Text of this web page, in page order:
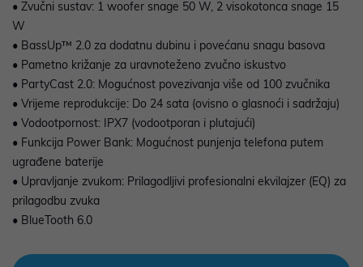
• Zvučni sustav: 1 woofer snage 50 W, 2 visokotonca snage 15
W
• BassUp™ 2.0 za dodatnu dubinu i povećanu snagu basova
• Pametno križanje za uravnoteženo zvučno iskustvo
• PartyCast 2.0: Mogućnost povezivanja više od 100 zvučnika
• Vrijeme reprodukcije: Do 24 sata (ovisno o glasnoći i sadržaju)
• Vodootpornost: IPX7 (vodootporan i plutajući)
• Funkcija Power Bank: Mogućnost punjenja telefona putem
ugrađene baterije
• Upravljanje zvukom: Prilagodljivi profesionalni ekvilajzer (EQ) za
prilagodbu zvuka
• BlueTooth 6.0